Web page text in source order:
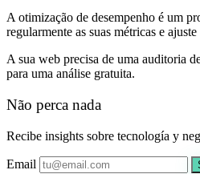
A otimização de desempenho é um
regularmente as suas métricas e
A sua web precisa de uma auditoria
para uma análise gratuita.
Não perca nada
Recibe insights sobre tecnología y
Email